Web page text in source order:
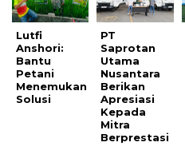
Lutfi
Anshori:
Bantu
Petani
Menemukan
Solusi
PT
Saprotan
Utama
Nusantara
Berikan
Apresiasi
Kepada
Mitra
Berprestasi